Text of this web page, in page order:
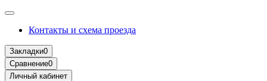
Контакты и схема проезда
Закладки0
Сравнение0
Личный кабинет